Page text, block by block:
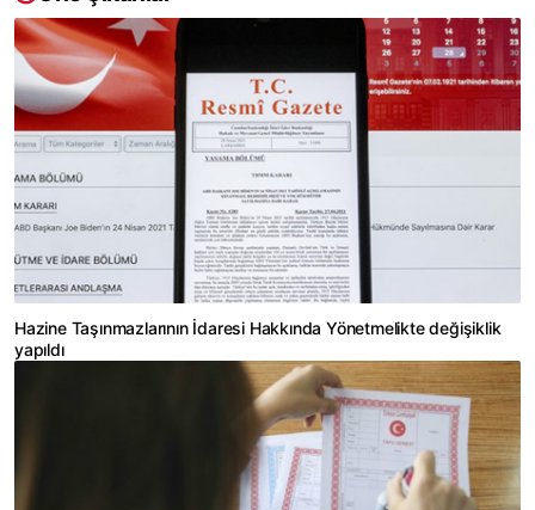
Hazine Taşınmazlarının İdaresi Hakkında Yönetmelikte değişiklik
yapıldı